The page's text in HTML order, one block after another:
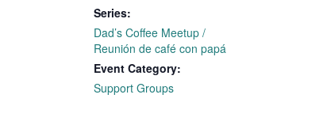
Series:
Dad’s Coffee Meetup /
Reunión de café con papá
Event Category:
Support Groups